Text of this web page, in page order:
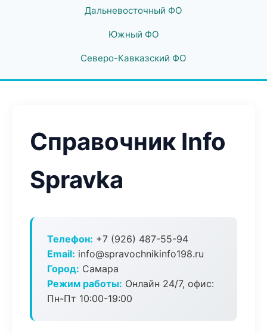
Дальневосточный ФО
Южный ФО
Северо-Кавказский ФО
Справочник Info
Spravka
Телефон: +7 (926) 487-55-94
Email: info@spravochnikinfo198.ru
Город: Самара
Режим работы: Онлайн 24/7, офис:
Пн-Пт 10:00-19:00